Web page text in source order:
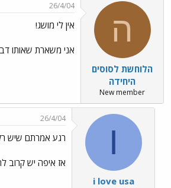
ה
הלוחשת לסוסים
היחידה
New member
26/4/04
אין לי מושג!
אני משארת שאותו
I
i love usa
26/4/04
רגע אמרתם שיש רק
אז איפה יש קרוב